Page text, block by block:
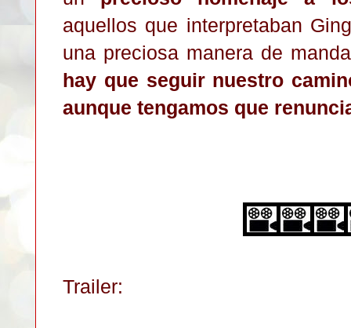
aquellos que interpretaban
una preciosa manera de
hay que seguir nuestro
aunque tengamos que
Trailer: